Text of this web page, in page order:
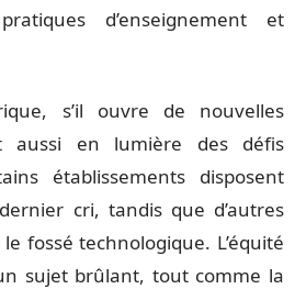
d’enseignement et
s’il ouvre de nouvelles
aussi en lumière des défis
établissements disposent
cri, tandis que d’autres
fossé technologique. L’équité
sujet brûlant, tout comme la